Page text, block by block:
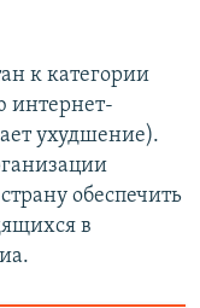
к категории
интернет-
ухудшение).
обеспечить
в